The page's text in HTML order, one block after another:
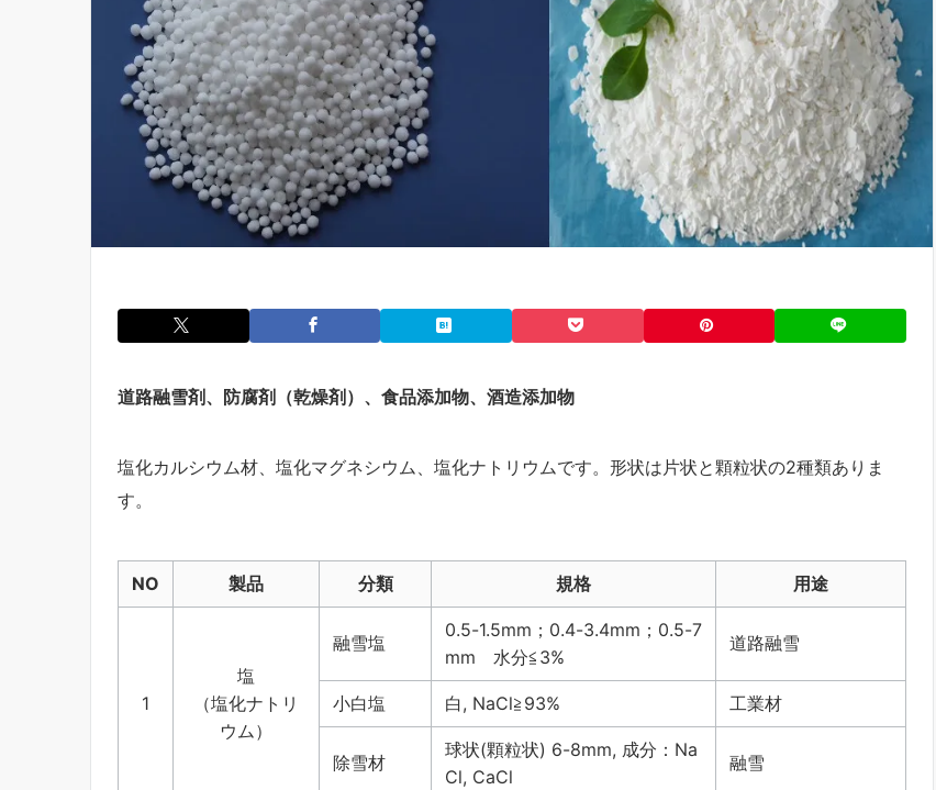
道路融雪剤、防腐剤（乾燥剤）、食品添加物、酒造添加物
塩化カルシウム材、塩化マグネシウム、塩化ナトリウムです。形状は片状と顆粒状の2種類ありま
す。
NO 製品 分類 規格 用途
1
塩
（塩化ナトリ
ウム）
融雪塩
0.5-1.5mm；0.4-3.4mm；0.5-7
mm 水分≦3%
道路融雪
小白塩 白, NaCl≧93% 工業材
除雪材
球状(顆粒状) 6-8mm, 成分：Na
Cl, CaCl
融雪